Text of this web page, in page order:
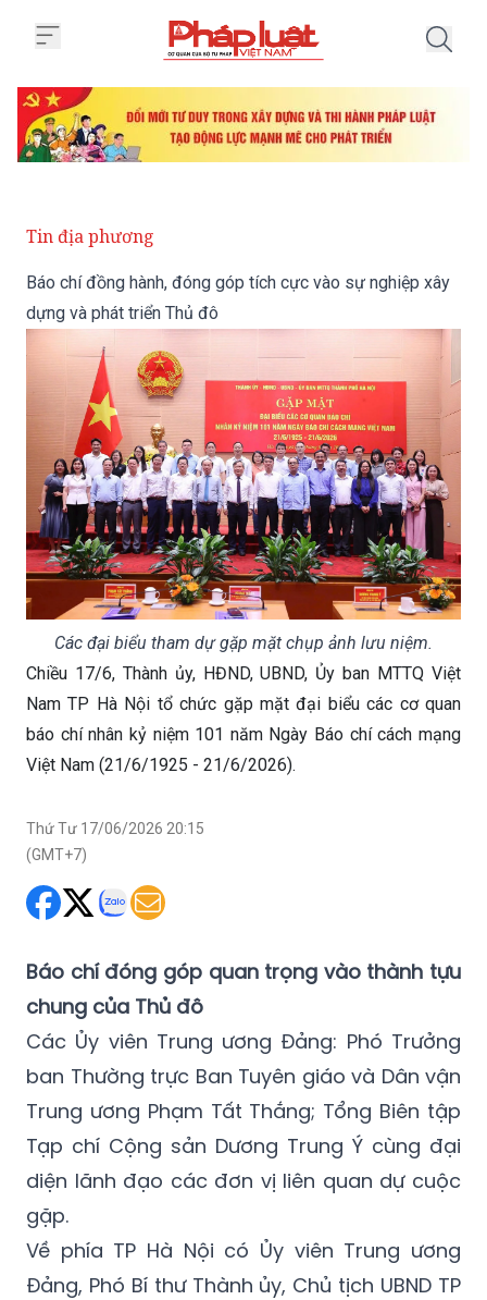
Tin địa phương
Báo chí đồng hành, đóng góp tích cực vào sự nghiệp xây
dựng và phát triển Thủ đô
Các đại biểu tham dự gặp mặt chụp ảnh lưu niệm.
Chiều 17/6, Thành ủy, HĐND, UBND, Ủy ban MTTQ Việt
Nam TP Hà Nội tổ chức gặp mặt đại biểu các cơ quan
báo chí nhân kỷ niệm 101 năm Ngày Báo chí cách mạng
Việt Nam (21/6/1925 - 21/6/2026).
Thứ Tư 17/06/2026 20:15
(GMT+7)
Báo chí đóng góp quan trọng vào thành tựu
chung của Thủ đô
Các Ủy viên Trung ương Đảng: Phó Trưởng
ban Thường trực Ban Tuyên giáo và Dân vận
Trung ương Phạm Tất Thắng; Tổng Biên tập
Tạp chí Cộng sản Dương Trung Ý cùng đại
diện lãnh đạo các đơn vị liên quan dự cuộc
gặp.
Về phía TP Hà Nội có Ủy viên Trung ương
Đảng, Phó Bí thư Thành ủy, Chủ tịch UBND TP